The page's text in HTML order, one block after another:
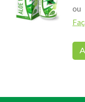
ou